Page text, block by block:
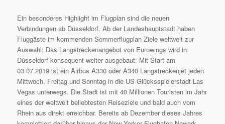
Ein besonderes Highlight im Flugplan sind die neuen
Verbindungen ab Düsseldorf. Ab der Landeshauptstadt haben
Fluggäste im kommenden Sommerflugplan Ziele weltweit zur
Auswahl: Das Langstreckenangebot von Eurowings wird in
Düsseldorf konsequent weiter ausgebaut: Mit Start am
03.07.2019 ist ein Airbus A330 oder A340 Langstreckenjet jeden
Mittwoch, Freitag und Sonntag in die US-Glücksspielerstadt Las
Vegas unterwegs. Die Stadt ist mit 40 Millionen Touristen im Jahr
eines der weltweit beliebtesten Reiseziele und bald auch vom
Rhein aus direkt erreichbar. Bereits ab Dezember dieses Jahres